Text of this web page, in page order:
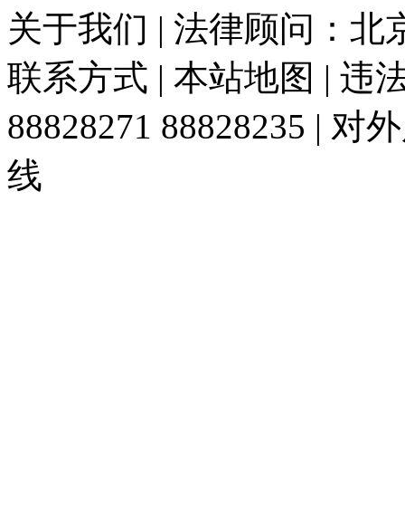
关于我们 | 法律顾问：北
联系方式 | 本站地图 | 违
88828271 88828235 | 对
线